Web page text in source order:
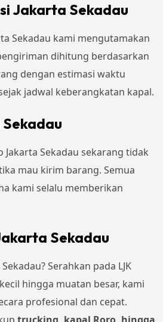
Jakarta Sekadau
Sekadau kami mengutamakan
dihitung berdasarkan
dengan estimasi waktu
jadwal keberangkatan kapal.
Jakarta Sekadau sekarang tidak
mau kirim barang. Semua
kami selalu memberikan
Sekadau
Serahkan pada LJK
hingga muatan besar, kami
profesional dan cepat.